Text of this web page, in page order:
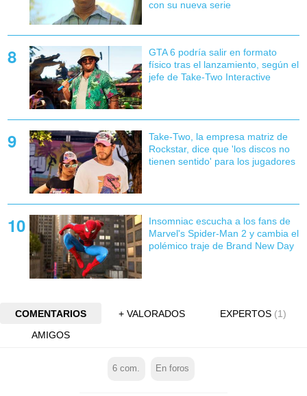
con su nueva serie
GTA 6 podría salir en formato
físico tras el lanzamiento, según el
jefe de Take-Two Interactive
Take-Two, la empresa matriz de
Rockstar, dice que 'los discos no
tienen sentido' para los jugadores
Insomniac escucha a los fans de
Marvel's Spider-Man 2 y cambia el
polémico traje de Brand New Day
COMENTARIOS + VALORADOS EXPERTOS (1)
AMIGOS
6 com. En foros